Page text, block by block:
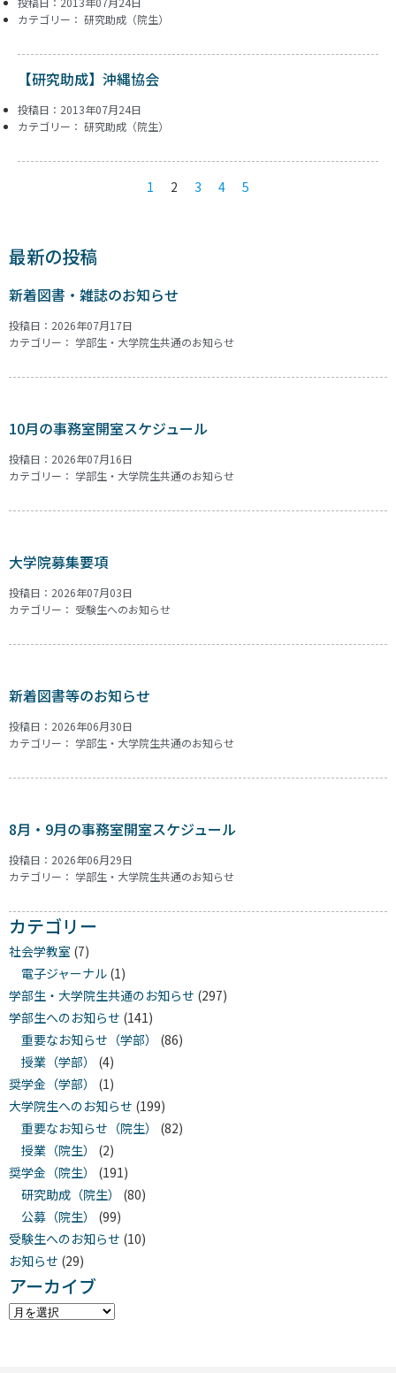
カテゴリー： 研究助成（院生）
【研究助成】沖縄協会
投稿日：2013年07月24日
カテゴリー： 研究助成（院生）
1 2 3 4 5
最新の投稿
新着図書・雑誌のお知らせ
投稿日：2026年07月17日
カテゴリー： 学部生・大学院生共通のお知らせ
10月の事務室開室スケジュール
投稿日：2026年07月16日
カテゴリー： 学部生・大学院生共通のお知らせ
大学院募集要項
投稿日：2026年07月03日
カテゴリー： 受験生へのお知らせ
新着図書等のお知らせ
投稿日：2026年06月30日
カテゴリー： 学部生・大学院生共通のお知らせ
8月・9月の事務室開室スケジュール
投稿日：2026年06月29日
カテゴリー： 学部生・大学院生共通のお知らせ
カテゴリー
社会学教室 (7)
電子ジャーナル (1)
学部生・大学院生共通のお知らせ (297)
学部生へのお知らせ (141)
重要なお知らせ（学部）
(86)
授業（学部）
(4)
奨学金（学部）
(1)
大学院生へのお知らせ (199)
重要なお知らせ（院生）
(82)
授業（院生）
(2)
奨学金（院生）
(191)
研究助成（院生）
(80)
公募（院生）
(99)
受験生へのお知らせ (10)
お知らせ (29)
アーカイブ